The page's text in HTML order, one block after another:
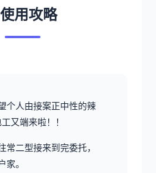
用攻略
个人由接案正中性的辣
又端来啦！！
常二型接来到完委托，
家。